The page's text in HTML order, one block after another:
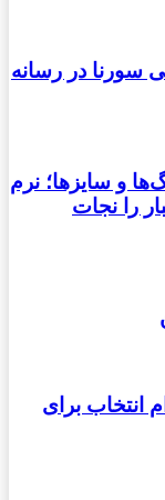
سورنا در رسانه
و سایزها؛ نرم
را نجات
انتخاب برای